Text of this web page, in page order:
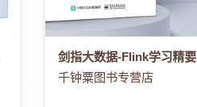
剑指大数据-Flink学习精要
千钟粟图书专营店